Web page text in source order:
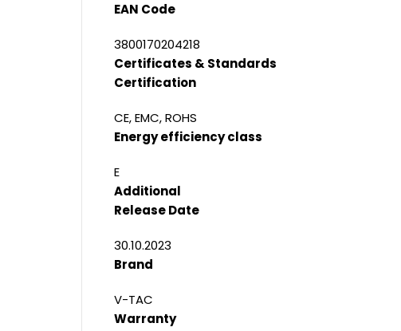
EAN Code
3800170204218
Certificates & Standards
Certification
CE, EMC, ROHS
Energy efficiency class
E
Additional
Release Date
30.10.2023
Brand
V-TAC
Warranty